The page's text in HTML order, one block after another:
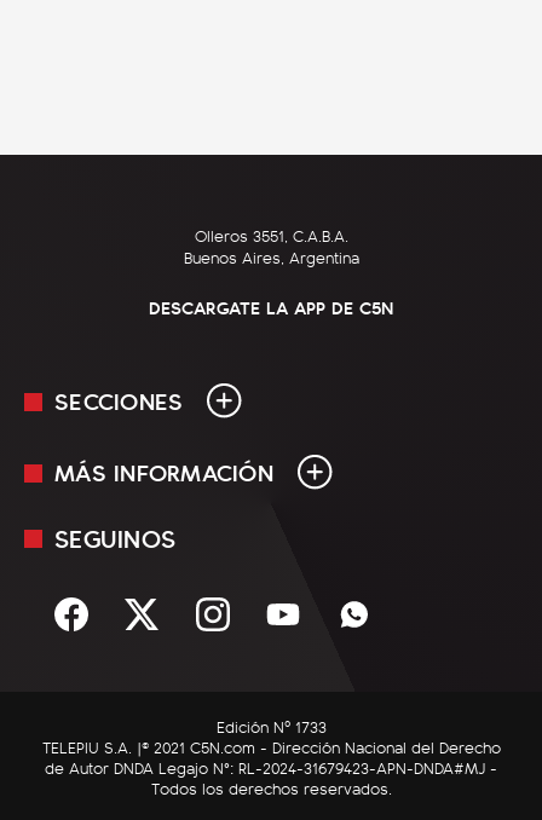
Olleros 3551, C.A.B.A.
Buenos Aires, Argentina
DESCARGATE LA APP DE C5N
SECCIONES
En Vivo
Sociedad
C5N Autos
RatingCero
MÁS INFORMACIÓN
Mediakit
Términos y condiciones
SEGUINOS
Edición Nº 1733
TELEPIU S.A. |© 2021 C5N.com - Dirección Nacional del Derecho
de Autor DNDA Legajo N°: RL-2024-31679423-APN-DNDA#MJ -
Todos los derechos reservados.